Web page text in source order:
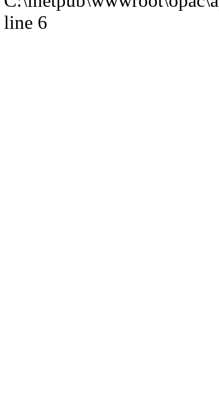
line 6